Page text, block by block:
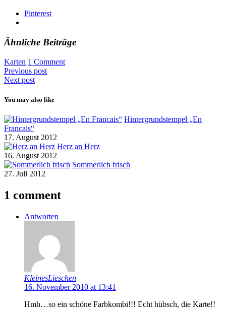
Pinterest
Ähnliche Beiträge
Karten 1 Comment
Previous post
Next post
You may also like
Hintergrundstempel „En
Francais“
17. August 2012
Herz an Herz
16. August 2012
Sommerlich frisch
27. Juli 2012
1 comment
Antworten
KleinesLieschen
16. November 2010 at 13:41
Hmh…so ein schöne Farbkombi!!! Echt hübsch, die Karte!!